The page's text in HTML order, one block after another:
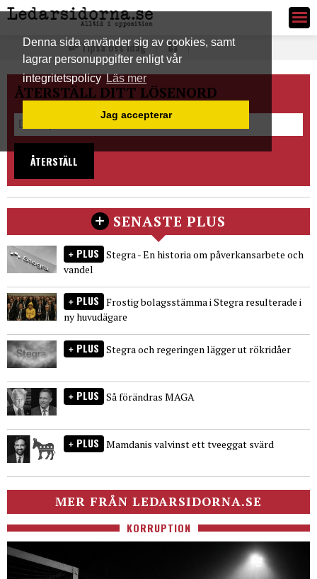
Denna sida använder sig av cookies, samt
lagrar personuppgifter enligt vår
integritetspolicyLäs mer
Jag accepterar
Ledarsidorna.se
Tipsa oss idag
ÅTERSTÄLL DITT LÖSENORD
ÅTERSTÄLL
SENASTE PLUS
PLUS Stegra - En historia om påverkansarbete och
vandel
PLUS Frostig bolagsstämma i Stegra resulterade i
ny huvudägare
PLUS Stegra och regeringen lägger ut rökridåer
PLUS Så förändras MAGA
PLUS Mamdanis valvinst ett tveeggat svärd
MER FRÅN LEDARSIDORNA.SE
KORRUPTION